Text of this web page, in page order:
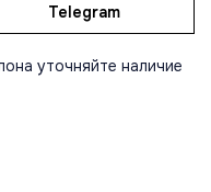
Telegram
уточняйте наличие